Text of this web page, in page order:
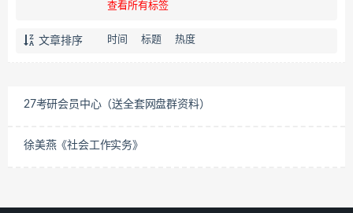
查看所有标签
文章排序 时间 标题 热度
27考研会员中心（送全套网盘群资料）
徐美燕《社会工作实务》